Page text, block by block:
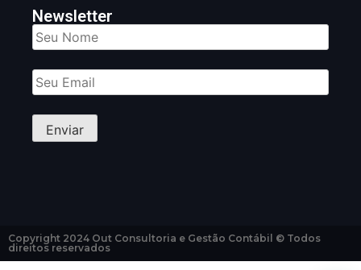
Newsletter
Copyright 2024 Out Consultoria e Gestão Contábil © Todos
direitos reservados